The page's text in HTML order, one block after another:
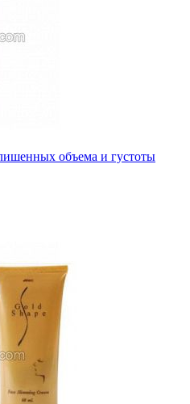
объема и густоты